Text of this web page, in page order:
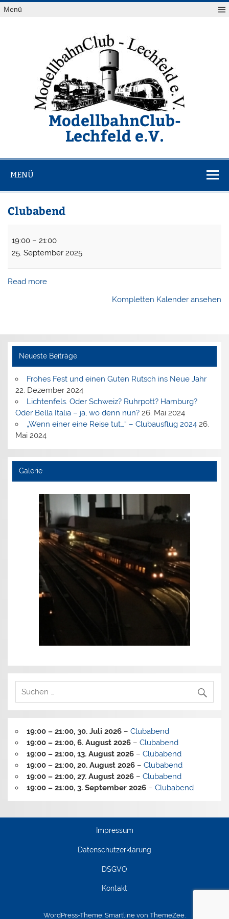
Zum
Inhalt
Menü
ModellbahnClub-
Lechfeld e.V.
MENÜ
Clubabend
19:00 –21:00
25. September 2025
Read more
Kompletten Kalender ansehen
Neueste Beiträge
Frohes Fest und einen Guten Rutsch ins Neue Jahr
22. Dezember 2024
Lichtenfels. Oder Schweiz? Ruhrpott? Hamburg?
Oder Bella Italia – ja, wo denn nun? 26. Mai 2024
„Wenn einer eine Reise tut…“ – Clubausflug 2024 26.
Mai 2024
Galerie
19:00 – 21:00, 30. Juli 2026– Clubabend
19:00 – 21:00, 6. August 2026– Clubabend
19:00 – 21:00, 13. August 2026– Clubabend
19:00 – 21:00, 20. August 2026– Clubabend
19:00 – 21:00, 27. August 2026– Clubabend
19:00 – 21:00, 3. September 2026– Clubabend
Impressum
Datenschutzerklärung
DSGVO
Kontakt
WordPress-Theme: Smartline von ThemeZee.